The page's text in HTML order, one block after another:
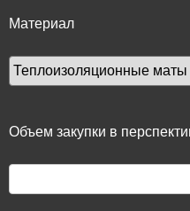
Материал
Объем закупки в